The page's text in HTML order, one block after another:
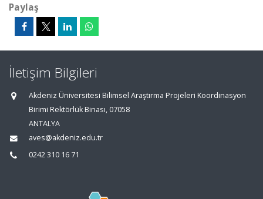
Paylaş
İletişim Bilgileri
Akdeniz Üniversitesi Bilimsel Araştırma Projeleri Koordinasyon
Birimi Rektörlük Binası, 07058
ANTALYA
aves@akdeniz.edu.tr
0242 310 16 71